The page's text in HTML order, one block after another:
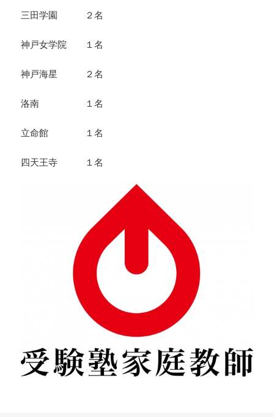
三田学園 ２名
神戸女学院 １名
神戸海星 ２名
洛南 １名
立命館 １名
四天王寺 １名